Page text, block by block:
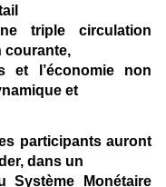
triple circulation
courante,
et l’économie non
et
participants auront
dans un
Système Monétaire